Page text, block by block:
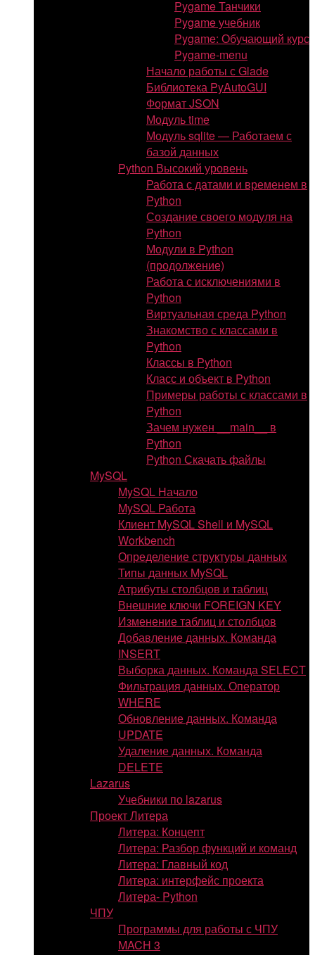
Pygame Танчики
Pygame учебник
Pygame: Обучающий курс
Pygame-menu
Начало работы с Glade
Библиотека PyAutoGUI
Формат JSON
Модуль time
Модуль sqlite — Работаем с
базой данных
Python Высокий уровень
Работа с датами и временем в
Python
Создание своего модуля на
Python
Модули в Python
(продолжение)
Работа с исключениями в
Python
Виртуальная среда Python
Знакомство с классами в
Python
Классы в Python
Класс и объект в Python
Примеры работы с классами в
Python
Зачем нужен __main__ в
Python
Python Скачать файлы
MySQL
MySQL Начало
MySQL Работа
Клиент MySQL Shell и MySQL
Workbench
Определение структуры данных
Типы данных MySQL
Атрибуты столбцов и таблиц
Внешние ключи FOREIGN KEY
Изменение таблиц и столбцов
Добавление данных. Команда
INSERT
Выборка данных. Команда SELECT
Фильтрация данных. Оператор
WHERE
Обновление данных. Команда
UPDATE
Удаление данных. Команда
DELETE
Lazarus
Учебники по lazarus
Проект Литера
Литера: Концепт
Литера: Разбор функций и команд
Литера: Главный код
Литера: интерфейс проекта
Литера- Python
ЧПУ
Программы для работы с ЧПУ
MACH 3